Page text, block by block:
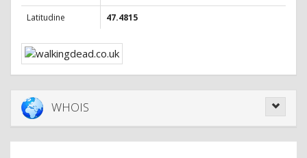
Latitudine
47.4815
WHOIS